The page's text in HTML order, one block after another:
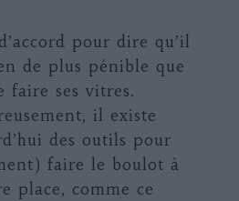
pour dire qu’il
de plus pénible que
faire ses vitres.
il existe
des outils pour
faire le boulot à
place, comme ce